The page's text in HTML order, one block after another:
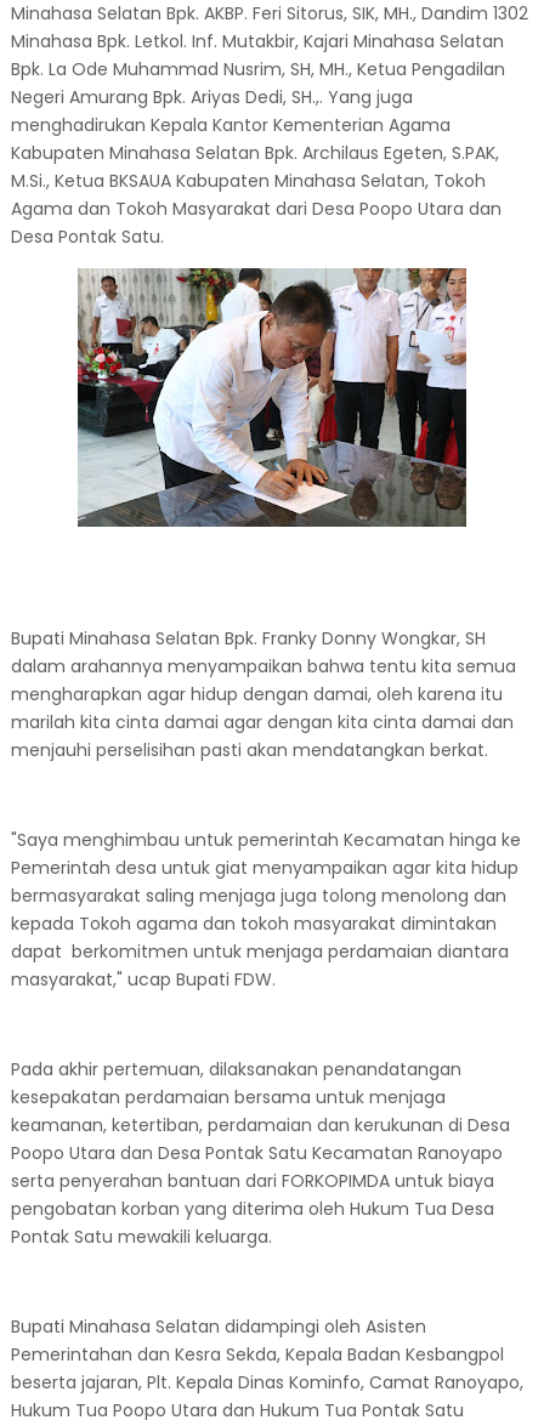
Minahasa Selatan Bpk. AKBP. Feri Sitorus, SIK, MH., Dandim 1302
Minahasa Bpk. Letkol. Inf. Mutakbir, Kajari Minahasa Selatan
Bpk. La Ode Muhammad Nusrim, SH, MH., Ketua Pengadilan
Negeri Amurang Bpk. Ariyas Dedi, SH.,. Yang juga
menghadirukan Kepala Kantor Kementerian Agama
Kabupaten Minahasa Selatan Bpk. Archilaus Egeten, S.PAK,
M.Si., Ketua BKSAUA Kabupaten Minahasa Selatan, Tokoh
Agama dan Tokoh Masyarakat dari Desa Poopo Utara dan
Desa Pontak Satu.
Bupati Minahasa Selatan Bpk. Franky Donny Wongkar, SH
dalam arahannya menyampaikan bahwa tentu kita semua
mengharapkan agar hidup dengan damai, oleh karena itu
marilah kita cinta damai agar dengan kita cinta damai dan
menjauhi perselisihan pasti akan mendatangkan berkat.
"Saya menghimbau untuk pemerintah Kecamatan hinga ke
Pemerintah desa untuk giat menyampaikan agar kita hidup
bermasyarakat saling menjaga juga tolong menolong dan
kepada Tokoh agama dan tokoh masyarakat dimintakan
dapat berkomitmen untuk menjaga perdamaian diantara
masyarakat," ucap Bupati FDW.
Pada akhir pertemuan, dilaksanakan penandatangan
kesepakatan perdamaian bersama untuk menjaga
keamanan, ketertiban, perdamaian dan kerukunan di Desa
Poopo Utara dan Desa Pontak Satu Kecamatan Ranoyapo
serta penyerahan bantuan dari FORKOPIMDA untuk biaya
pengobatan korban yang diterima oleh Hukum Tua Desa
Pontak Satu mewakili keluarga.
Bupati Minahasa Selatan didampingi oleh Asisten
Pemerintahan dan Kesra Sekda, Kepala Badan Kesbangpol
beserta jajaran, Plt. Kepala Dinas Kominfo, Camat Ranoyapo,
Hukum Tua Poopo Utara dan Hukum Tua Pontak Satu